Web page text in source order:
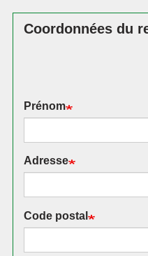
Coordonnées du
Prénom
Adresse
Code postal